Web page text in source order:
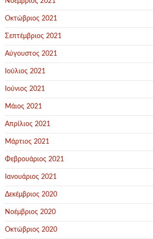
Οκτώβριος 2021
Σεπτέμβριος 2021
Αύγουστος 2021
Ιούλιος 2021
Ιούνιος 2021
Μάιος 2021
Απρίλιος 2021
Μάρτιος 2021
Φεβρουάριος 2021
Ιανουάριος 2021
Δεκέμβριος 2020
Νοέμβριος 2020
Οκτώβριος 2020